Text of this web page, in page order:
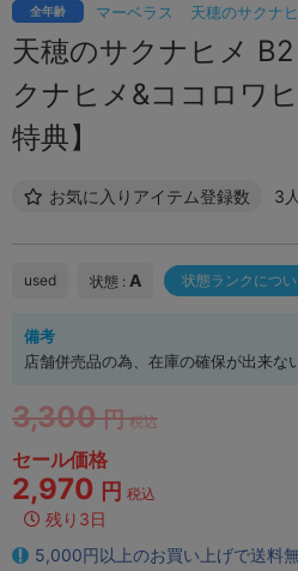
マーベラス 天穂のサクナ
全年齢
天穂のサクナヒメ
クナヒメ&ココロワ
特典】
お気に入りアイテム登録数 3人
used 状態 : A 状態ランクにつ
備考
店舗併売品の為、在庫の確保が出来な
3,300 円 税込
セール価格
2,970 円 税込
残り3日
5,000円以上のお買い上げで送料無